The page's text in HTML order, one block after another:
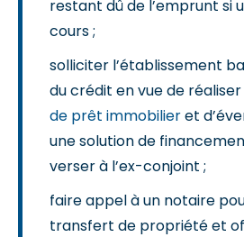
restant dû de l’emprunt si
cours ;
solliciter l’établissement
du crédit en vue de
de prêt immobilieret
une solution de
verser à l’ex-conjoint ;
faire appel à un notaire
transfert de propriété et